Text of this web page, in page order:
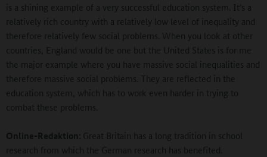
is a shining example of a very successful education system. It's a
relatively rich country with a relatively low level of inequality and
therefore relatively few social problems. When you look at other
countries, England would be one but the United States is for me
the major example where you have massive social inequalities and
therefore massive social problems. They are reflected in the
education system, which has to work even harder in trying to
combat these problems.
Online-Redaktion: Great Britain has a long tradition in school
research from which the German research has benefited.